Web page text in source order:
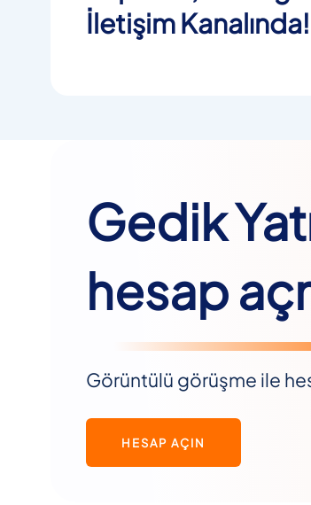
İletişim Kanalında!
Gedik
hesap
Görüntülü görüşme ile
HESAP AÇIN